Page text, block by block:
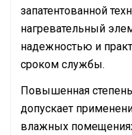
запатентованной
нагревательный
надежностью и
сроком службы.
Повышенная
допускает
влажных